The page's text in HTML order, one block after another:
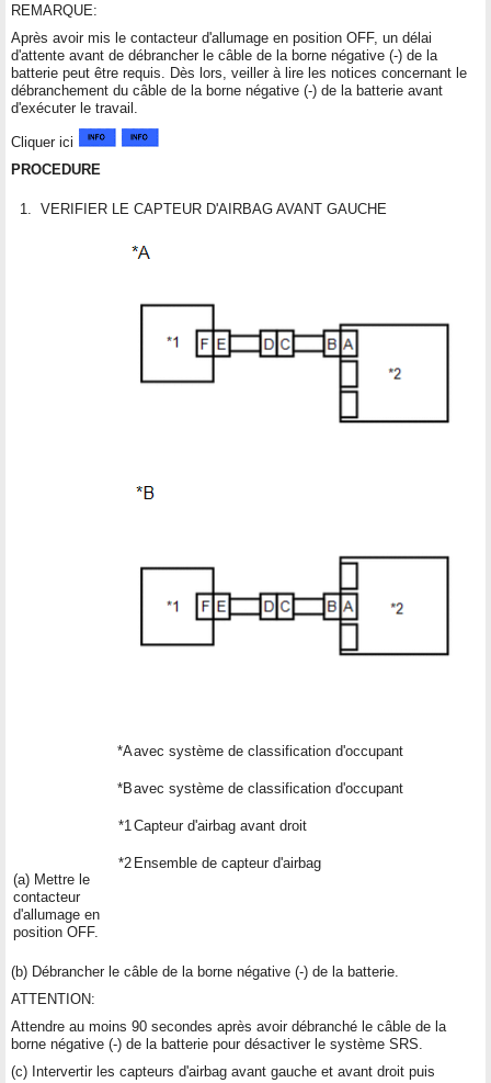
REMARQUE:
Après avoir mis le contacteur d'allumage en position OFF, un délai
d'attente avant de débrancher le câble de la borne négative (-) de la
batterie peut être requis. Dès lors, veiller à lire les notices concernant le
débranchement du câble de la borne négative (-) de la batterie avant
d'exécuter le travail.
Cliquer ici
PROCEDURE
1. VERIFIER LE CAPTEUR D'AIRBAG AVANT GAUCHE
(a) Mettre le
contacteur
d'allumage en
position OFF.
*Aavec système de classification d'occupant
*Bavec système de classification d'occupant
*1 Capteur d'airbag avant droit
*2 Ensemble de capteur d'airbag
(b) Débrancher le câble de la borne négative (-) de la batterie.
ATTENTION:
Attendre au moins 90 secondes après avoir débranché le câble de la
borne négative (-) de la batterie pour désactiver le système SRS.
(c) Intervertir les capteurs d'airbag avant gauche et avant droit puis